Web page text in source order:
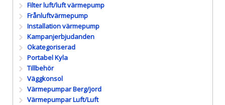
Filter luft/luft värmepump
Frånluftvärmepump
Installation värmepump
Kampanjerbjudanden
Okategoriserad
Portabel Kyla
Tillbehör
Väggkonsol
Värmepumpar Berg/jord
Värmepumpar Luft/Luft